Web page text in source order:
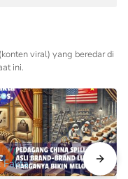
viral) yang beredar di
ini.
Fakta